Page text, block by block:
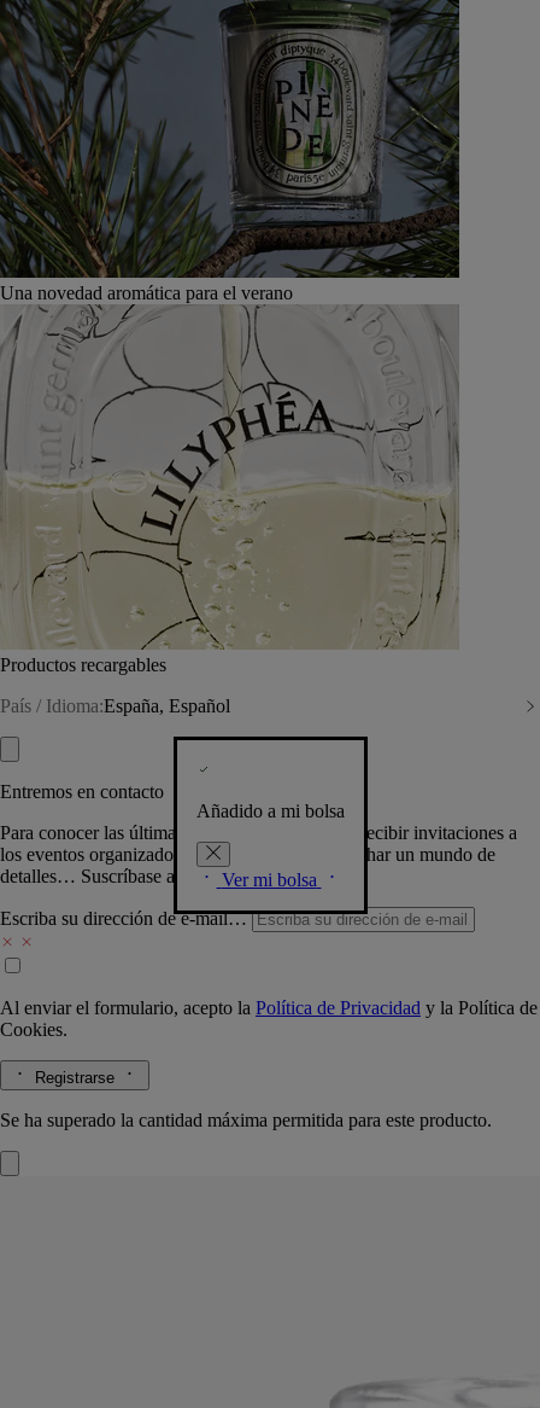
Una novedad aromática para el verano
Productos recargables
País / Idioma:España, Español
Añadido a mi bolsa
Ver mi bolsa
Entremos en contacto
Para conocer las últimas creaciones de la Casa, recibir invitaciones a
los eventos organizados por Diptyque y aprovechar un mundo de
detalles… Suscríbase a nuestra newsletter.
Escriba su dirección de e-mail…
Al enviar el formulario, acepto la Política de Privacidad y la Política de
Cookies.
Registrarse
Se ha superado la cantidad máxima permitida para este producto.
Como un metrónomo del tiempo, al darlo vuelta este difusor reloj de
arena expande el perfume amaderado de las higueras que se extienden